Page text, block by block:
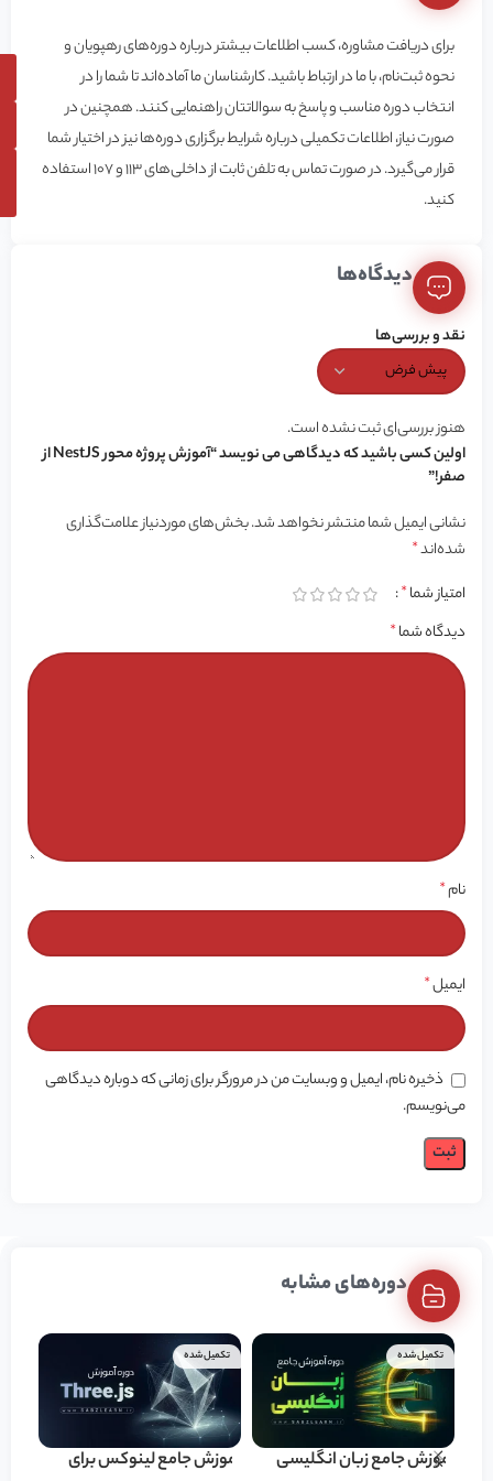
برای دریافت مشاوره، کسب اطلاعات بیشتر درباره دوره‌های رهپویان و
نحوه ثبت‌نام، با ما در ارتباط باشید. کارشناسان ما آماده‌اند تا شما را در
انتخاب دوره مناسب و پاسخ به سوالاتتان راهنمایی کنند. همچنین در
صورت نیاز، اطلاعات تکمیلی درباره شرایط برگزاری دوره‌ها نیز در اختیار شما
قرار می‌گیرد. در صورت تماس به تلفن ثابت از داخلی‌های 113 و 107 استفاده
کنید.
دیدگاه‌ها
نقد و بررسی‌ها
هنوز بررسی‌ای ثبت نشده است.
اولین کسی باشید که دیدگاهی می نویسد “آموزش پروژه محور NestJS از
صفر!”
نشانی ایمیل شما منتشر نخواهد شد.بخش‌های موردنیاز علامت‌گذاری
شده‌اند*
امتیاز شما*
دیدگاه شما*
نام*
ایمیل*
ذخیره نام، ایمیل و وبسایت من در مرورگر برای زمانی که دوباره دیدگاهی
می‌نویسم.
دوره‌های مشابه
تکمیل شده
آموزش جامع زبان انگلیسی
تکمیل شده
آموزش جامع لینوکس برای